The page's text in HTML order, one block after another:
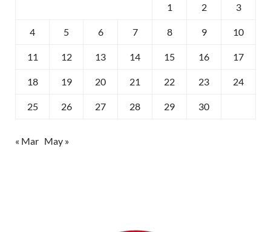
1 2 3
4 5 6 7 8 9 10
11 12 13 14 15 16 17
18 19 20 21 22 23 24
25 26 27 28 29 30
« Mar May »